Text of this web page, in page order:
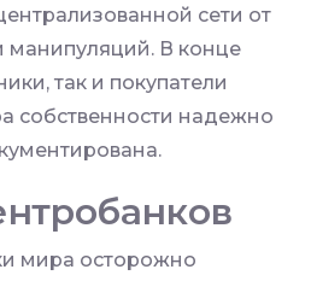
сети от
манипуляций. В конце
так и покупатели
собственности надежно
мира осторожно